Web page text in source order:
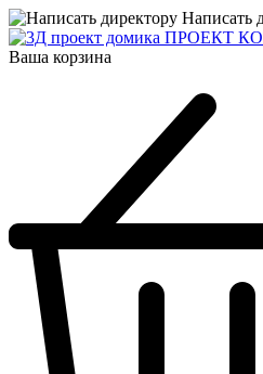
Написать
ПРОЕКТ
Ваша корзина